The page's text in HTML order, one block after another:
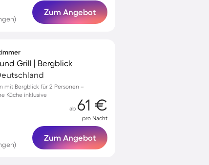
Zum Angebot
Grill | Bergblick
mit Bergblick für 2 Personen –
Küche inklusive
ab 61 €
pro Nacht
Zum Angebot